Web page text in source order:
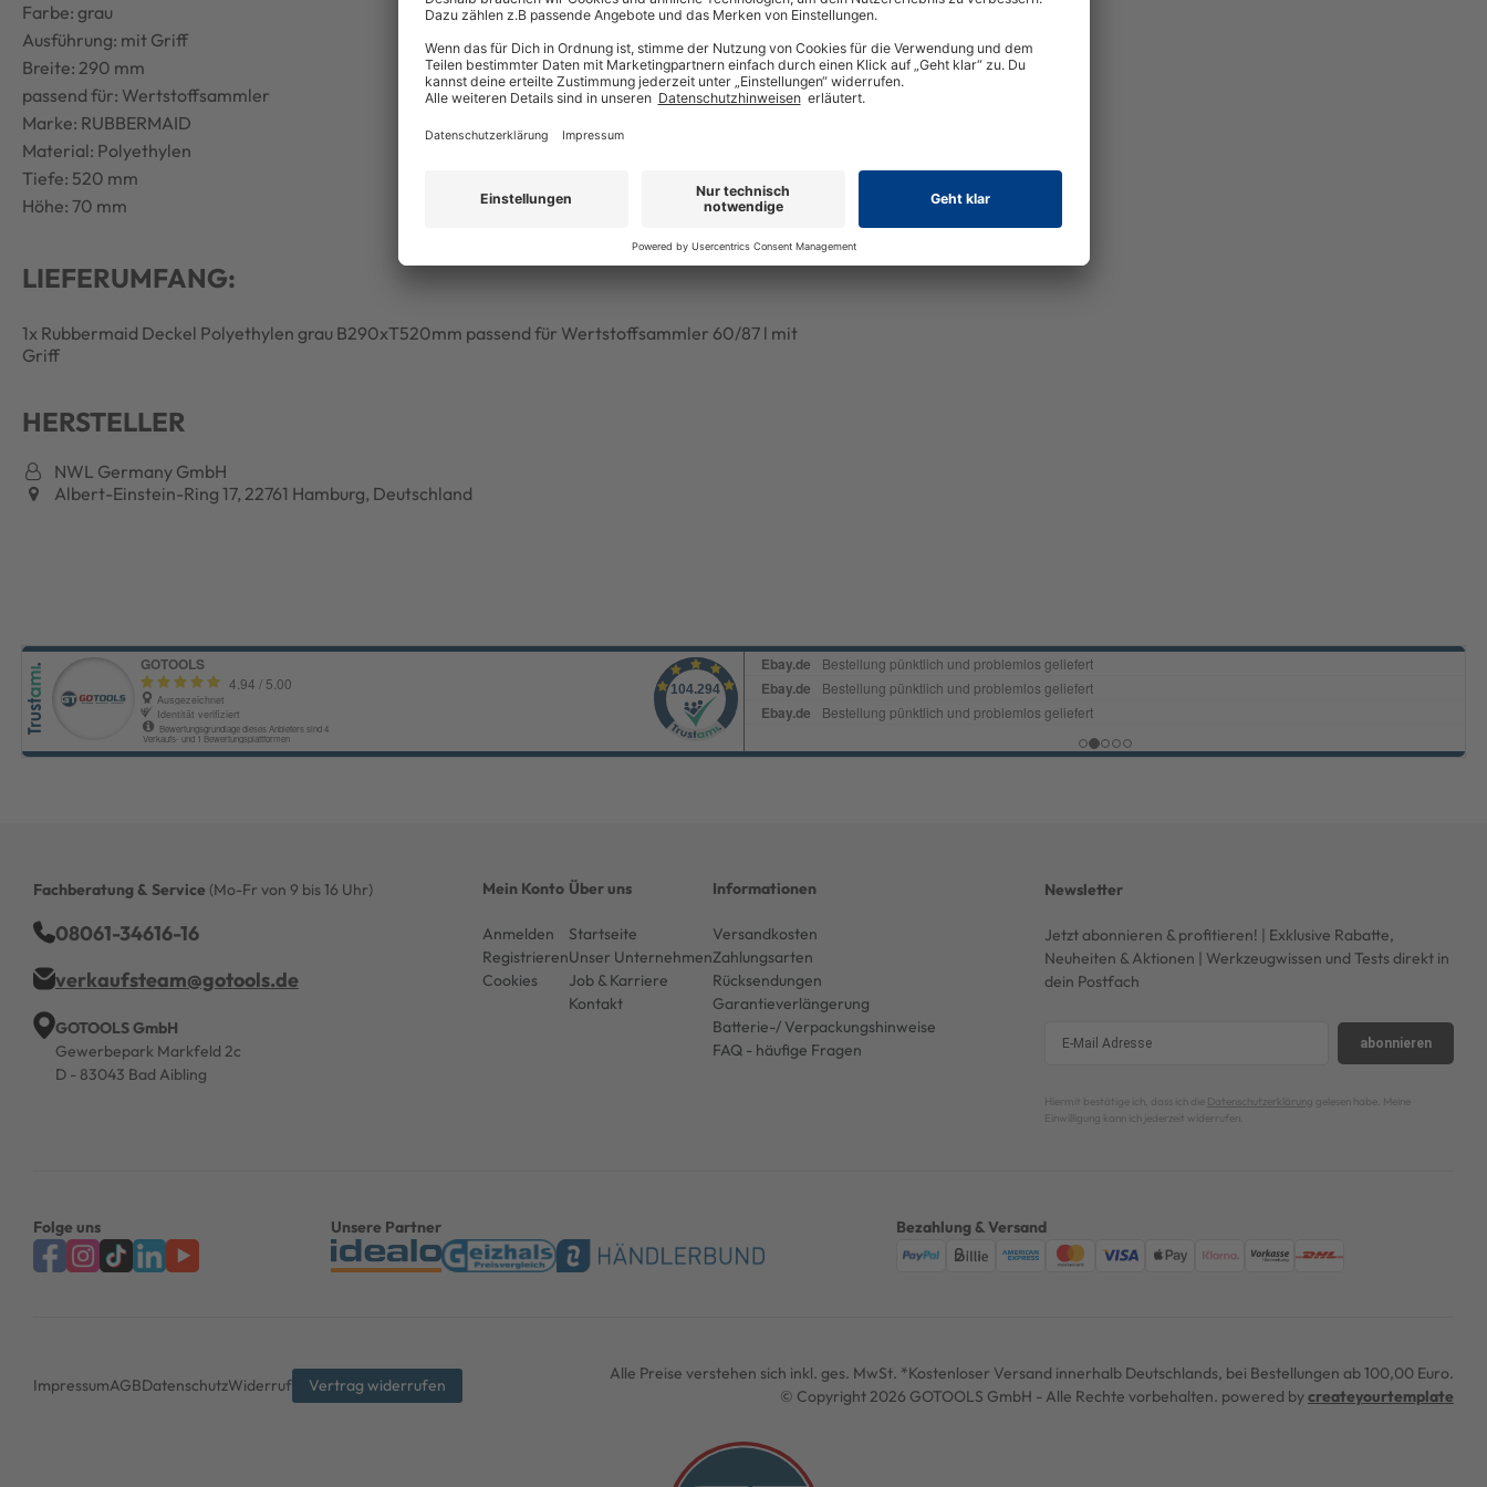
Farbe: grau
Ausführung: mit Griff
Breite: 290 mm
passend für: Wertstoffsammler
Marke: RUBBERMAID
Material: Polyethylen
Tiefe: 520 mm
Höhe: 70 mm
LIEFERUMFANG:
1x Rubbermaid Deckel Polyethylen grau B290xT520mm passend für Wertstoffsammler 60/87 l mit
Griff
HERSTELLER
NWL Germany GmbH
Albert-Einstein-Ring 17, 22761 Hamburg, Deutschland
Fachberatung & Service (Mo-Fr von 9 bis 16 Uhr)
08061-34616-16
verkaufsteam@gotools.de
GOTOOLS GmbH
Gewerbepark Markfeld 2c
D - 83043 Bad Aibling
Mein Konto
Anmelden
Registrieren
Cookies
Über uns
Startseite
Unser Unternehmen
Job & Karriere
Kontakt
Informationen
Versandkosten
Zahlungsarten
Rücksendungen
Garantieverlängerung
Batterie-/ Verpackungshinweise
FAQ - häufige Fragen
Newsletter
Jetzt abonnieren & profitieren! | Exklusive Rabatte,
Neuheiten & Aktionen | Werkzeugwissen und Tests direkt in
dein Postfach
abonnieren
Hiermit bestätige ich, dass ich die Datenschutzerklärung gelesen habe. Meine
Einwilligung kann ich jederzeit widerrufen.
Folge uns Unsere Partner Bezahlung & Versand
ImpressumAGBDatenschutzWiderruf Vertrag widerrufen
Alle Preise verstehen sich inkl. ges. MwSt. *Kostenloser Versand innerhalb Deutschlands, bei Bestellungen ab 100,00 Euro.
© Copyright 2026 GOTOOLS GmbH - Alle Rechte vorbehalten. powered bycreateyourtemplate